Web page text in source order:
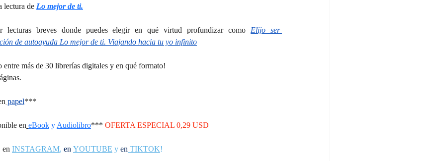
lectura de Lo mejor de ti.
lecturas breves donde puedes elegir en qué virtud profundizar como Elijo ser
de autoayuda Lo mejor de ti. Viajando hacia tu yo infinito
entre más de 30 librerías digitales y en qué formato!
papel***
en eBook y Audiolibro*** OFERTA ESPECIAL 0,29 USD
en INSTAGRAM, en YOUTUBE y en TIKTOK!